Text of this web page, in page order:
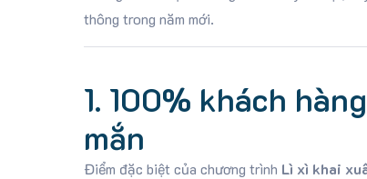
thông trong năm mới.
1. 100% khách
mắn
Điểm đặc biệt của chương trình Lì xì khai